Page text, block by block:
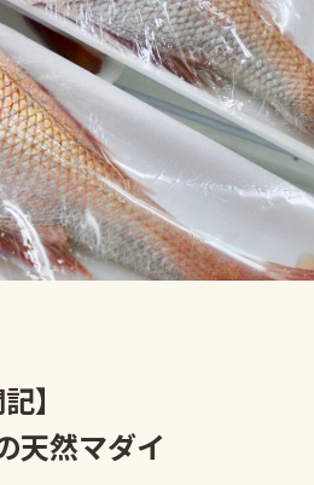
】
天然マダイ